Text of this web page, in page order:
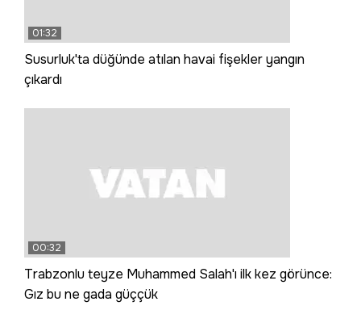
01:32
Susurluk'ta düğünde atılan havai fişekler yangın
çıkardı
00:32
Trabzonlu teyze Muhammed Salah'ı ilk kez görünce:
Gız bu ne gada güççük